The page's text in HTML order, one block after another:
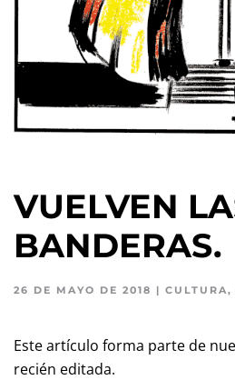
VUELVEN
BANDERAS.
26 DE MAYO DE 2018 | CULTURA,
Este artículo forma parte de
recién editada.